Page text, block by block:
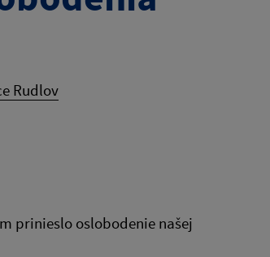
Rudlov
prinieslo oslobodenie našej